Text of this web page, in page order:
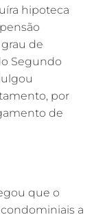
hipoteca
de
Segundo
por
de
que o
a